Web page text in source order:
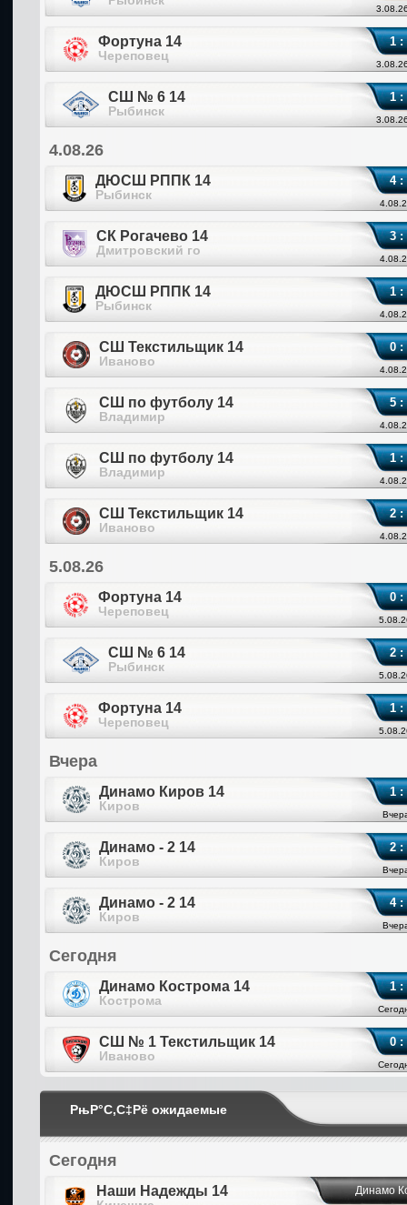
Фортуна 14
Череповец
1 :
СШ № 6 14
Рыбинск
1 :
4.08.26
ДЮСШ РППК 14
Рыбинск
4 :
СК Рогачево 14
Дмитровский го
3 :
ДЮСШ РППК 14
Рыбинск
1 :
СШ Текстильщик 14
Иваново
0 :
СШ по футболу 14
Владимир
5 :
СШ по футболу 14
Владимир
1 :
СШ Текстильщик 14
Иваново
2 :
5.08.26
Фортуна 14
Череповец
0 :
СШ № 6 14
Рыбинск
2 :
Фортуна 14
Череповец
1 :
Вчера
Динамо Киров 14
Киров
1 :
Динамо - 2 14
Киров
2 :
Динамо - 2 14
Киров
4 :
Сегодня
Динамо Кострома 14
Кострома
1 :
СШ № 1 Текстильщик 14
Иваново
0 :
РњР°С‚С‡Рё ожидаемые
Сегодня
Наши Надежды 14 Динамо